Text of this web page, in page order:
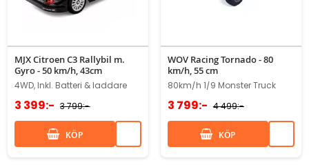
MJX Citroen C3 Rallybil m.
Gyro - 50 km/h, 43cm
4WD, Inkl. Batteri & laddare
3 399:- 3 799:-
KÖP
WOV Racing Tornado - 80
km/h, 55 cm
80km/h 1/9 Monster Truck
3 799:- 4 499:-
KÖP